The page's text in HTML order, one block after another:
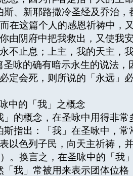
、新耶路撒冷圣经及乔治，
而在这篇个人的感恩祈祷中
你由阴府中把我救出，又使我
不止息；上主，我的天主，
圣咏的确有暗示永生的说法
定会死，则所说的「永远」
中的「我」之概念
的概念，在圣咏中用得非常
指出：「我」在圣咏中，常
表以色列子民，向天主祈祷
。换言之，在圣咏中的「我
我」常被用来表示团体位格